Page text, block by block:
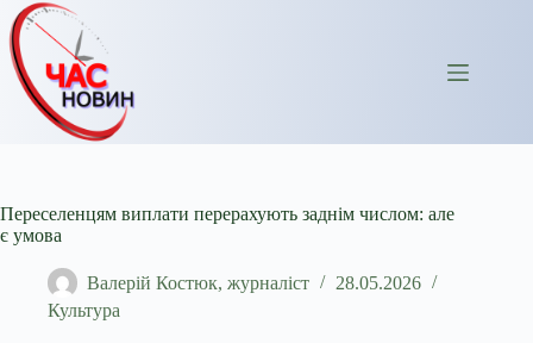
Перейти
до
вмісту
Переселенцям виплати перерахують заднім числом: але
є умова
Валерій Костюк, журналіст
28.05.2026
Культура